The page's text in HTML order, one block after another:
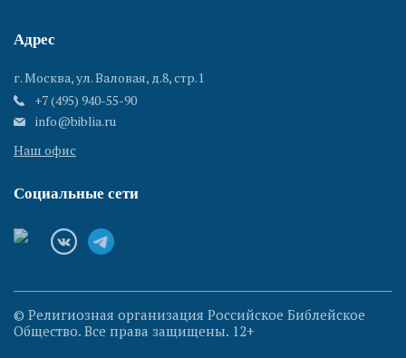
Адрес
г. Москва, ул. Валовая, д.8, стр.1
+7 (495) 940-55-90
info@biblia.ru
Наш офис
Социальные сети
© Религиозная организация Российское Библейское
Общество. Все права защищены. 12+